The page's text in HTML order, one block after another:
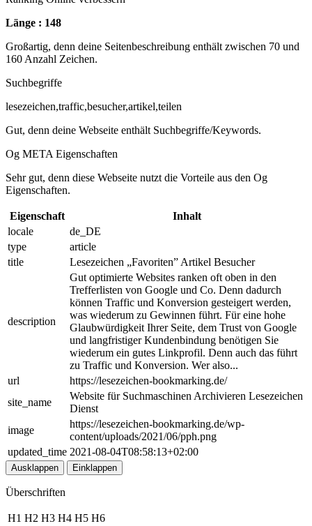
Länge : 148
Großartig, denn deine Seitenbeschreibung enthält zwischen 70 und
160 Anzahl Zeichen.
Suchbegriffe
lesezeichen,traffic,besucher,artikel,teilen
Gut, denn deine Webseite enthält Suchbegriffe/Keywords.
Og META Eigenschaften
Sehr gut, denn diese Webseite nutzt die Vorteile aus den Og
Eigenschaften.
Eigenschaft
Inhalt
locale
de_DE
type
article
title
Lesezeichen „Favoriten” Artikel Besucher
description
Gut optimierte Websites ranken oft oben in den
Trefferlisten von Google und Co. Denn dadurch
können Traffic und Konversion gesteigert werden,
was wiederum zu Gewinnen führt. Für eine hohe
Glaubwürdigkeit Ihrer Seite, dem Trust von Google
und langfristiger Kundenbindung benötigen Sie
wiederum ein gutes Linkprofil. Denn auch das führt
zu Traffic und Konversion. Wer also...
url
https://lesezeichen-bookmarking.de/
site_name
Website für Suchmaschinen Archivieren Lesezeichen
Dienst
image
https://lesezeichen-bookmarking.de/wp-
content/uploads/2021/06/pph.png
updated_time 2021-08-04T08:58:13+02:00
Ausklappen Einklappen
Überschriften
H1 H2 H3 H4 H5 H6